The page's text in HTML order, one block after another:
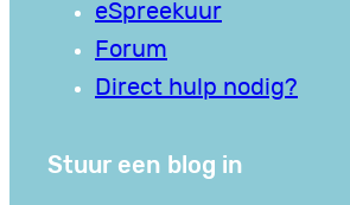
eSpreekuur
Forum
Direct hulp nodig?
Stuur een blog in